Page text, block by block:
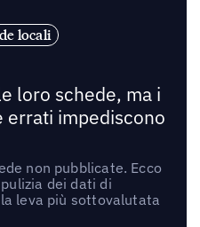
locali
loro schede, ma i
errati impediscono
non pubblicate. Ecco
dei dati di
leva più sottovalutata